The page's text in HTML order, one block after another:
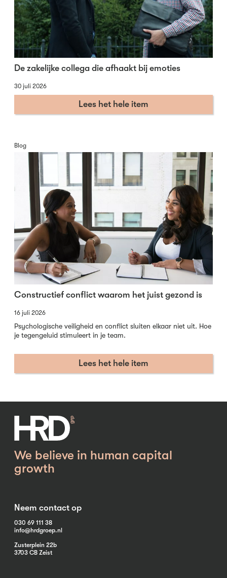
De zakelijke collega die afhaakt bij emoties
30 juli 2026
Lees het hele item
Blog
Constructief conflict waarom het juist gezond is
16 juli 2026
Psychologische veiligheid en conflict sluiten elkaar niet uit. Hoe
je tegengeluid stimuleert in je team.
Lees het hele item
We believe in human capital
growth
Neem contact op
030 69 111 38
info@hrdgroep.nl
Zusterplein 22b
3703 CB Zeist